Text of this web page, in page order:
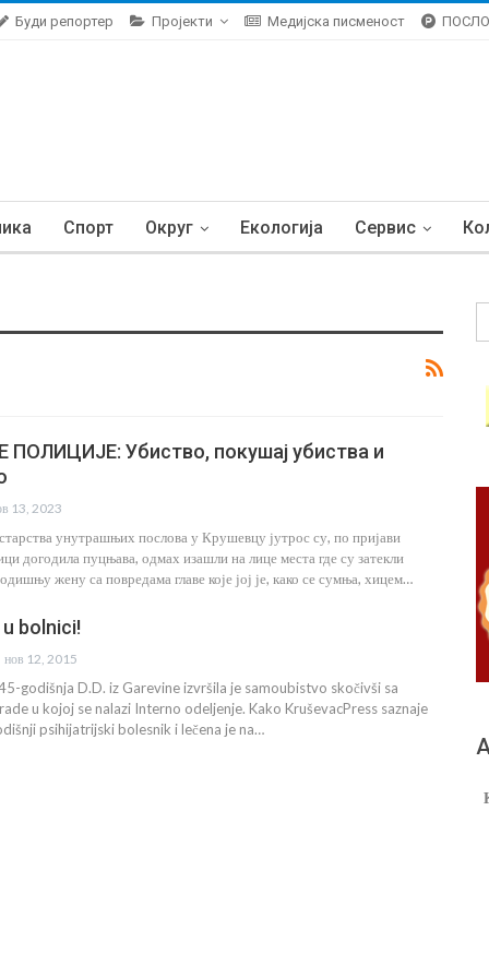
Буди репортер Пројекти Медијска писменост
Спорт Округ Екологија Сервис
Убиство, покушај убиства и
13, 2023
унутрашњих послова у Крушевцу јутрос су, по пријави
догодила пуцњава, одмах изашли на лице места где су затекли
жену са повредама главе које јој је, како се сумња, хицем…
bolnici!
нов 12, 2015
godišnja D.D. iz Garevine izvršila je samoubistvo skočivši sa
u kojoj se nalazi Interno odeljenje. Kako KruševacPress saznaje
psihijatrijski bolesnik i lečena je na…